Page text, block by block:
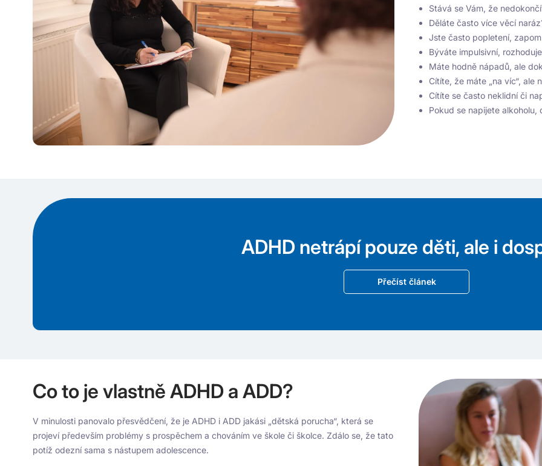
Stává se Vám, že
Děláte často více věcí
Jste často popletení,
Býváte impulsivní,
Máte hodně nápadů, ale
Cítíte, že máte „na víc“, ale
Cítíte se často neklidní či
Pokud se napijete
ADHD netrápí pouze děti, ale i
Přečíst článek
Co to je vlastně ADHD a ADD?
V minulosti panovalo přesvědčení, že je ADHD i ADD jakási „dětská porucha“, která se
projeví především problémy s prospěchem a chováním ve škole či školce. Zdálo se, že tato
potíž odezní sama s nástupem adolescence.